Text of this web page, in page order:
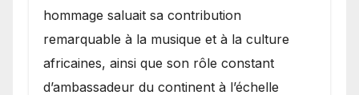
hommage saluait sa contribution
remarquable à la musique et à la culture
africaines, ainsi que son rôle constant
d’ambassadeur du continent à l’échelle